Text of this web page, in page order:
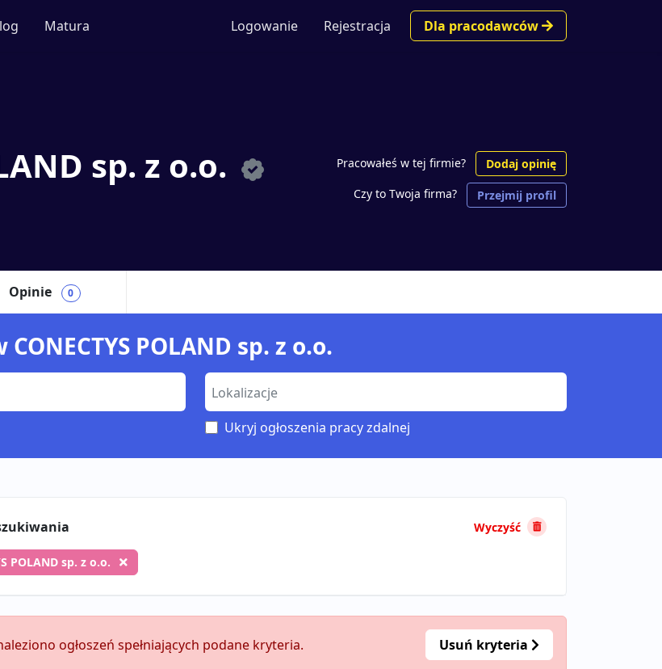
Matura Logowanie Rejestracja Dla pracodawców
sp. z o.o. Pracowałeś w tej firmie?
Dodaj opinię
Czy to Twoja firma?
Przejmij profil
Opinie 0
POLAND sp. z o.o.
Ukryj ogłoszenia pracy zdalnej
Wyczyść
POLAND sp. z o.o.
ogłoszeń spełniających podane kryteria. Usuń kryteria